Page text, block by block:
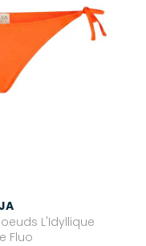
L'Idyllique
Fluo